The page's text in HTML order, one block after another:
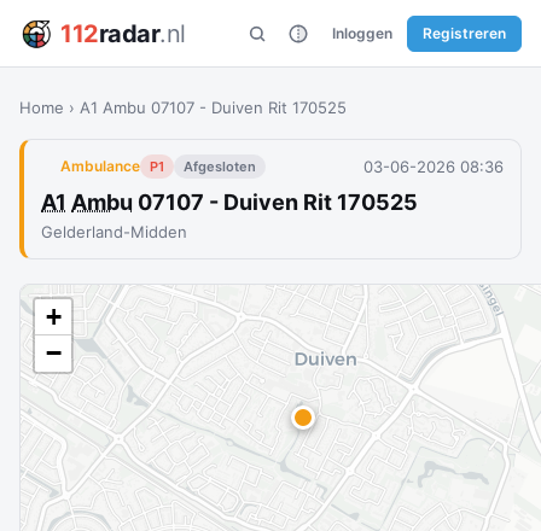
112radar.nl Inloggen Registreren
Home › A1 Ambu 07107 - Duiven Rit 170525
Ambulance P1 Afgesloten 03-06-2026 08:36
A1 Ambu 07107 - Duiven Rit 170525
Gelderland-Midden
+
−